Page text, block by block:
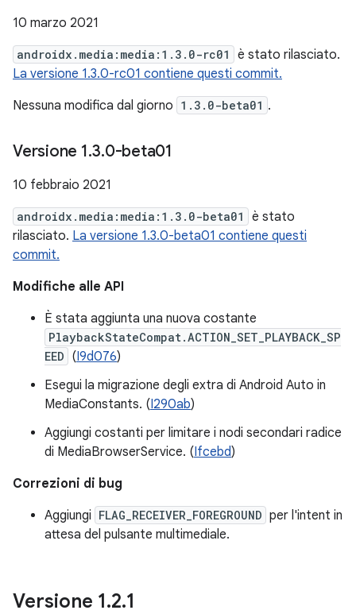
10 marzo 2021
androidx.media:media:1.3.0-rc01
è stato rilasciato.
La versione 1.3.0-rc01 contiene questi commit.
Nessuna modifica dal giorno 1.3.0-beta01 .
Versione 1.3.0-beta01
10 febbraio 2021
androidx.media:media:1.3.0-beta01
è stato
rilasciato. La versione 1.3.0-beta01 contiene questi
commit.
Modifiche alle API
È stata aggiunta una nuova costante
PlaybackStateCompat.ACTION_SET_PLAYBACK_SP
EED (I9d076)
Esegui la migrazione degli extra di Android Auto in
MediaConstants. (I290ab)
Aggiungi costanti per limitare i nodi secondari radice
di MediaBrowserService. (Ifcebd)
Correzioni di bug
Aggiungi FLAG_RECEIVER_FOREGROUND per l'intent in
attesa del pulsante multimediale.
Versione 1.2.1